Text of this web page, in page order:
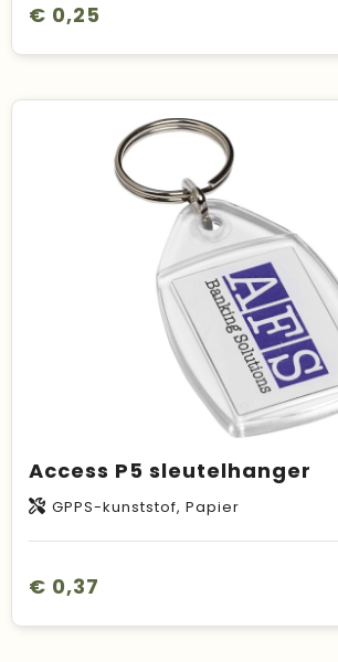
€ 0,25
Access P5 sleutelhanger
GPPS-kunststof, Papier
€ 0,37